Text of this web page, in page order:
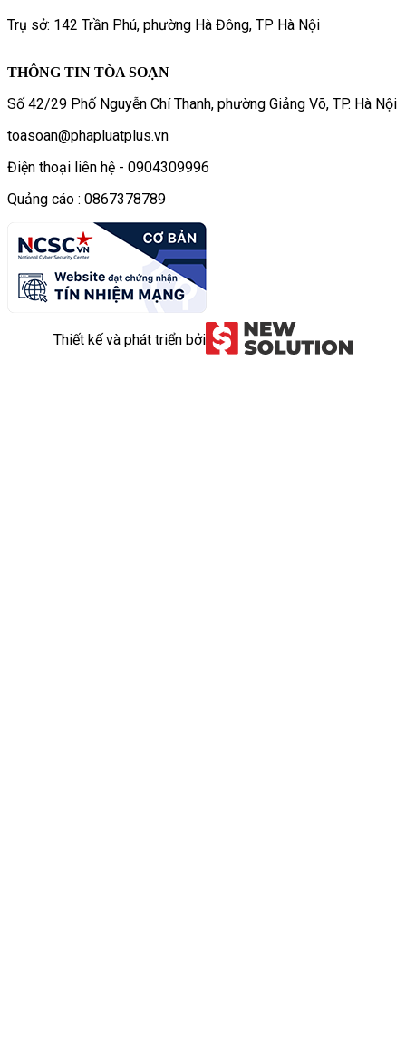
Trụ sở: 142 Trần Phú, phường Hà Đông, TP Hà Nội
THÔNG TIN TÒA SOẠN
Số 42/29 Phố Nguyễn Chí Thanh, phường Giảng Võ, TP. Hà Nội
toasoan@phapluatplus.vn
Điện thoại liên hệ - 0904309996
Quảng cáo : 0867378789
Thiết kế và phát triển bởi